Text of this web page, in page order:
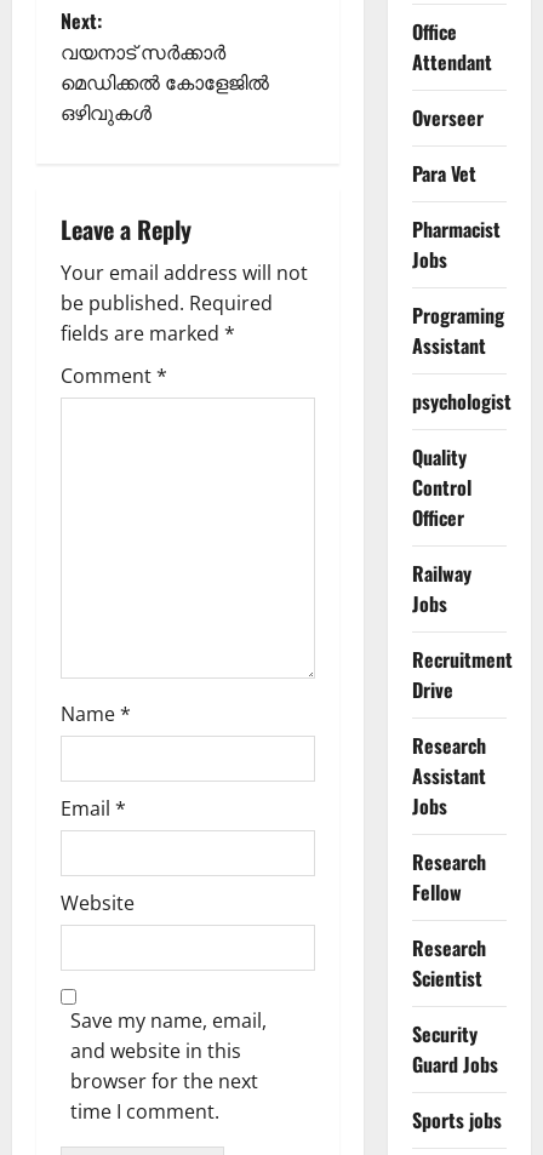
s
t
v
i
g
a
Next:
വയനാട് സർക്കാർ
മെഡിക്കൽ കോളേജിൽ
ഒഴിവുകള്‍
Leave a Reply
Your email address will not
be published. Required
fields are marked *
Comment*
Name*
Email *
Website
Save my name, email,
and website in this
browser for the next
time I comment.
Office
Attendant
Overseer
Para Vet
Pharmacist
Jobs
Programing
Assistant
psychologist
Quality
Control
Officer
Railway
Jobs
Recruitment
Drive
Research
Assistant
Jobs
Research
Fellow
Research
Scientist
Security
Guard Jobs
Sports jobs